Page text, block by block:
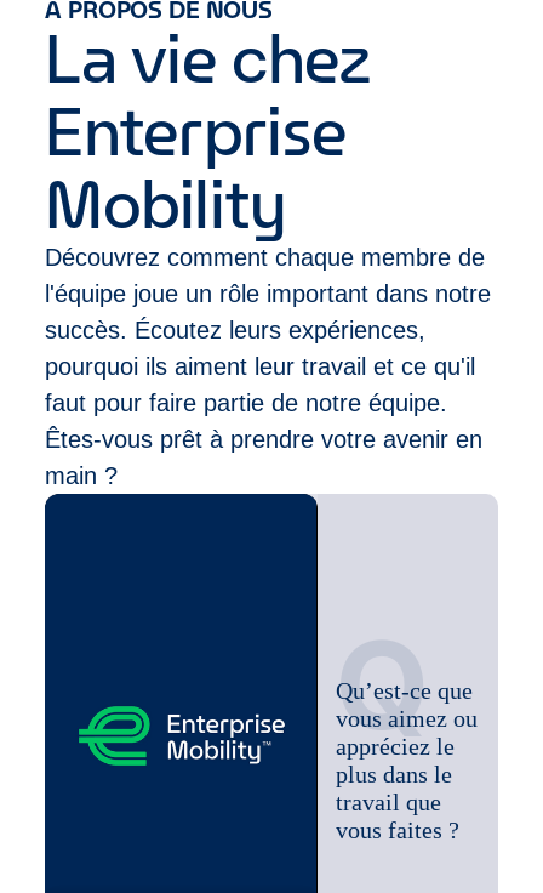
un chiffre d'affaires de près de 39 milliards de dollars
grâce à un réseau de plus de 9 500 succursales
situées dans des quartiers et des aéroports de plus
Ventes et Service Client (exemples : ventes à
commission ou au détail, expérience en
restauration, hôtellerie ou dans un centre
d’appels)
Leadership (exemples : athlète/sport
compétitif, compétition de cas,
clubs/associations, ou service militaire)
Q
Qu’est-ce que
vous aimez ou
appréciez le
plus dans le
travail que
vous faites ?
A PROPOS DE NOUS
La vie chez
Enterprise
Mobility
Découvrez comment chaque membre de
l'équipe joue un rôle important dans notre
succès. Écoutez leurs expériences,
pourquoi ils aiment leur travail et ce qu'il
faut pour faire partie de notre équipe.
Êtes-vous prêt à prendre votre avenir en
main ?